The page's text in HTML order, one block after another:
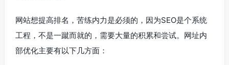
网站想提高排名，苦练内力是必须的，因为SEO是个系统
工程，不是一蹴而就的，需要大量的积累和尝试。网址内
部优化主要有以下几方面：